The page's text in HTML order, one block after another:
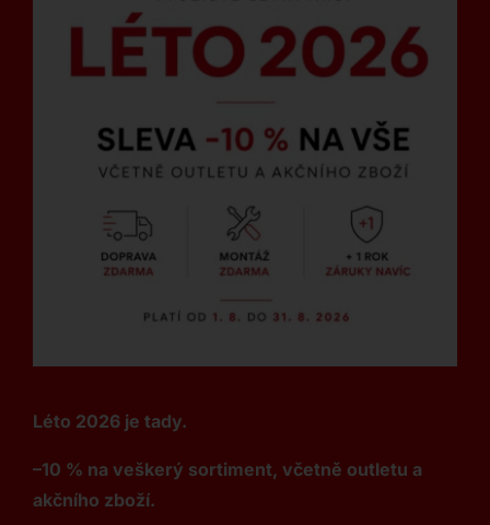
Léto 2026 je tady.
–10 % na veškerý sortiment, včetně outletu a
akčního zboží.